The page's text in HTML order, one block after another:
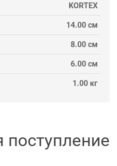
KORTEX
14.00 см
8.00 см
6.00 см
1.00 кг
поступление